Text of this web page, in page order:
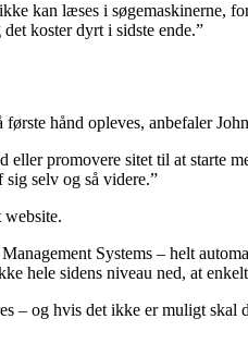
kan læses i
koster dyrt i sidste ende.”
hånd opleves, anbefaler
promovere sitet til at starte
sig selv og så videre.”
website.
Systems – helt
hele sidens niveau ned, at
– og hvis det ikke er muligt